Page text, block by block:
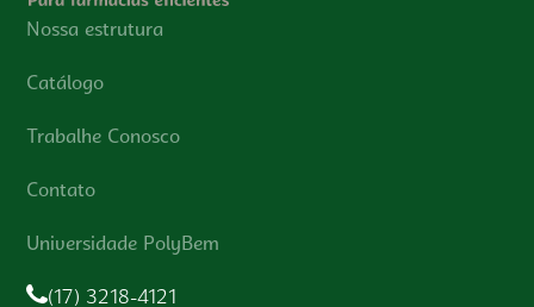
Nossa estrutura
Catálogo
Trabalhe Conosco
Contato
Universidade PolyBem
(17) 3218-4121